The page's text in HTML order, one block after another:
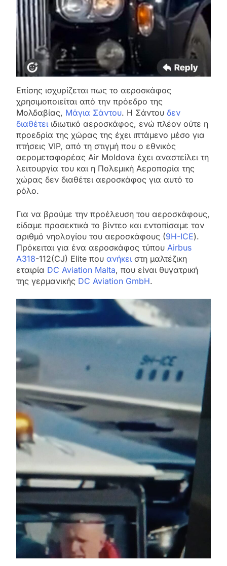
Επίσης ισχυρίζεται πως το αεροσκάφος
χρησιμοποιείται από την πρόεδρο της
Μολδαβίας, Μάγια Σάντου. Η Σάντου δεν
διαθέτει ιδιωτικό αεροσκάφος, ενώ πλέον ούτε η
προεδρία της χώρας της έχει ιπτάμενο μέσο για
πτήσεις VIP, από τη στιγμή που ο εθνικός
αερομεταφορέας Air Moldova έχει αναστείλει τη
λειτουργία του και η Πολεμική Αεροπορία της
χώρας δεν διαθέτει αεροσκάφος για αυτό το
ρόλο.
Για να βρούμε την προέλευση του αεροσκάφους,
είδαμε προσεκτικά το βίντεο και εντοπίσαμε τον
αριθμό νηολογίου του αεροσκάφους (9H-ICE).
Πρόκειται για ένα αεροσκάφος τύπου Airbus
A318-112(CJ) Elite που ανήκει στη μαλτέζικη
εταιρία DC Aviation Malta, που είναι θυγατρική
της γερμανικής DC Aviation GmbH.